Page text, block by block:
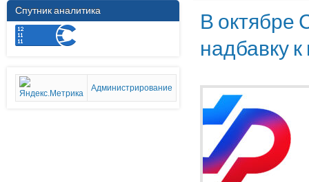
Спутник аналитика
Администрирование
В октябре
надбавку